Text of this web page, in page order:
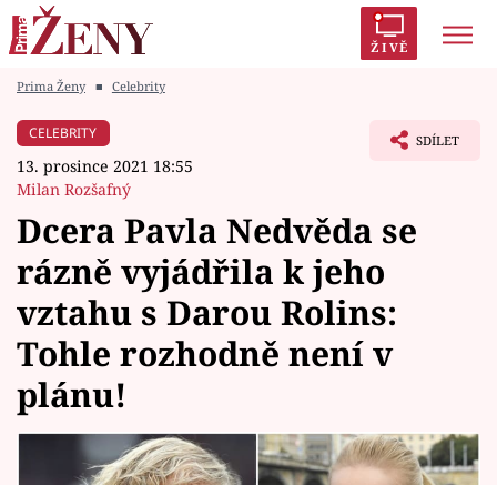
ŽIVĚ
Módní alarm
Témata
Celebrity
Vztahy
Prima Ženy ■ Celebrity
CELEBRITY
13. prosince 2021 18:55
Milan Rozšafný
SDÍLET
Dcera Pavla Nedvěda se
rázně vyjádřila k jeho
vztahu s Darou Rolins:
Tohle rozhodně není v
plánu!